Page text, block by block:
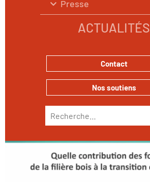
Presse
ACTUALITÉS
Contact
Nos soutiens
Université Afterres